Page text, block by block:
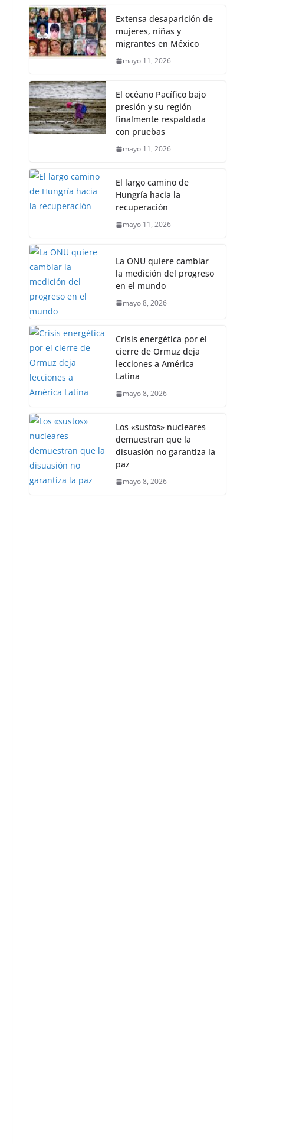
Extensa desaparición de
mujeres, niñas y
migrantes en México
mayo 11, 2026
El océano Pacífico bajo
presión y su región
finalmente respaldada
con pruebas
mayo 11, 2026
El largo camino de
Hungría hacia la
recuperación
mayo 11, 2026
La ONU quiere cambiar
la medición del progreso
en el mundo
mayo 8, 2026
Crisis energética por el
cierre de Ormuz deja
lecciones a América
Latina
mayo 8, 2026
Los «sustos» nucleares
demuestran que la
disuasión no garantiza la
paz
mayo 8, 2026